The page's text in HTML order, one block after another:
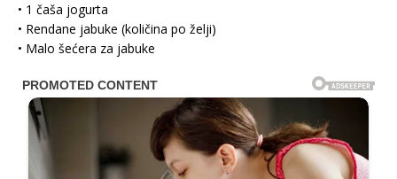
• 1 čaša jogurta
• Rendane jabuke (količina po želji)
• Malo šećera za jabuke